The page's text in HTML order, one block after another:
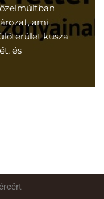
ami
kusza
és